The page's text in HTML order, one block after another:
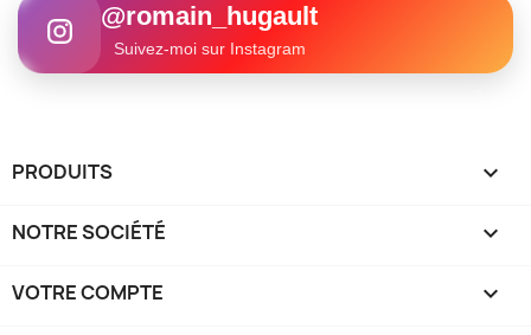
@romain_hugault
Suivez-moi sur Instagram
PRODUITS 
NOTRE SOCIÉTÉ 
VOTRE COMPTE 